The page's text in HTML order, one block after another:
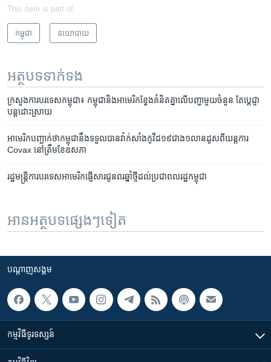
This item is part of
កម្ពុជា នយោបាយ
អត្ថបទ​ទាក់ទង
ក្រសួង​ការ​បរទេស​កម្ពុជា​៖ ​កម្ពុជា​និង​អាមេរិក​ខ្វែង​គំនិត​គ្នា​លើ​បញ្ហា​មួយ​ចំនួន តែ​ប្តេជ្ញា​
បន្ត​ដោះ​ស្រាយ
អាមេរិក​បញ្ជាក់​ថា​កម្ពុជា​នឹង​ទទួល​បាន​វ៉ាក់សាំង​កូវីដ១៩​ជាង​១លាន​ដូស​ពី​យន្តការ​
Covax នៅ​ត្រឹម​ខែ​ឧសភា
រដ្ឋមន្ត្រី​ការ​បរទេស​អាមេរិក​ផ្ញើ​សារ​ជូនពរ​ឆ្នាំថ្មី​ដល់​ប្រជាពលរដ្ឋ​កម្ពុជា
អានអត្ថបទផ្សេងៗទៀត
បណ្តាញ​សង្គម
កម្មវិធី​ទូរទស្សន៍